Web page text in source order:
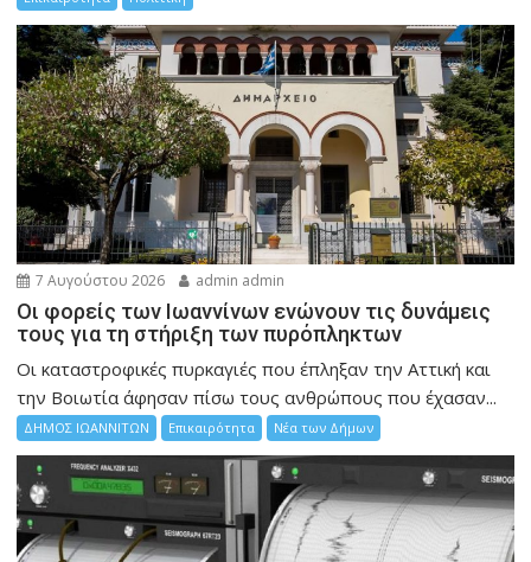
7 Αυγούστου 2026 admin admin
Οι φορείς των Ιωαννίνων ενώνουν τις δυνάμεις
τους για τη στήριξη των πυρόπληκτων
Οι καταστροφικές πυρκαγιές που έπληξαν την Αττική και
την Bοιωτία άφησαν πίσω τους ανθρώπους που έχασαν...
ΔΗΜΟΣ ΙΩΑΝΝΙΤΩΝ Επικαιρότητα Νέα των Δήμων